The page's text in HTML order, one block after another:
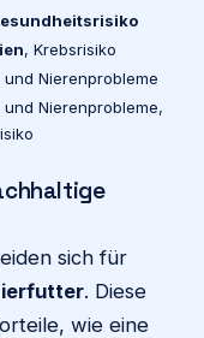
, Krebsrisiko
und Nierenprobleme
und Nierenprobleme,
sich für
. Diese
wie eine